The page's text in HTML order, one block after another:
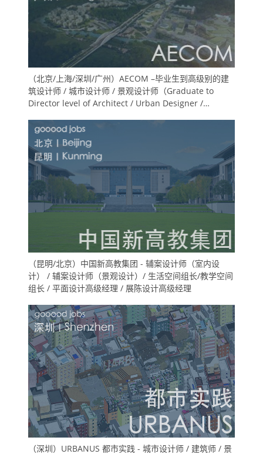
（北京/上海/深圳/广州）AECOM –毕业生到高级别的建
筑设计师 / 城市设计师 / 景观设计师（Graduate to
Director level of Architect / Urban Designer /
Designer）
（昆明/北京）中国新高教集团 - 辅案设计师（室内设
计） / 辅案设计师（景观设计）/ 生活空间组长/教学空间
组长 / 平面设计高级经理 / 展陈设计高级经理
（深圳）URBANUS 都市实践 - 城市设计师 / 建筑师 / 景